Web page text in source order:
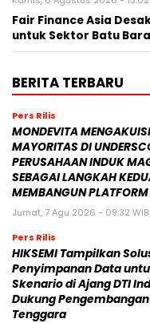
Fair Finance Asia
untuk Sektor Batu Bara
BERITA TERBARU
Pers Rilis
MONDEVITA
MAYORITAS DI
PERUSAHAAN INDUK
SEBAGAI LANGKAH
MEMBANGUN
Jumat, 7 Agu 2026 - 09:32 WIB
Pers Rilis
HIKSEMI Tampilkan
Penyimpanan Data
Skenario di Ajang DTI
Dukung
Tenggara